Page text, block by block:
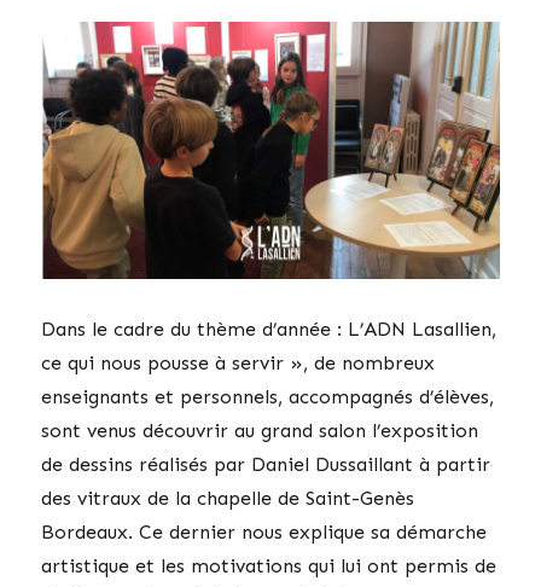
Dans le cadre du thème d’année : L’ADN Lasallien,
ce qui nous pousse à servir », de nombreux
enseignants et personnels, accompagnés d’élèves,
sont venus découvrir au grand salon l’exposition
de dessins réalisés par Daniel Dussaillant à partir
des vitraux de la chapelle de Saint-Genès
Bordeaux. Ce dernier nous explique sa démarche
artistique et les motivations qui lui ont permis de